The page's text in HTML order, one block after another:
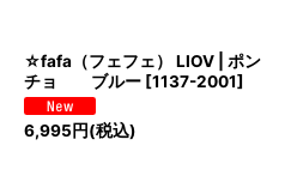
☆fafa（フェフェ） LIOV | ポン
チョ ブルー [1137-2001]
6,995 円(税込)